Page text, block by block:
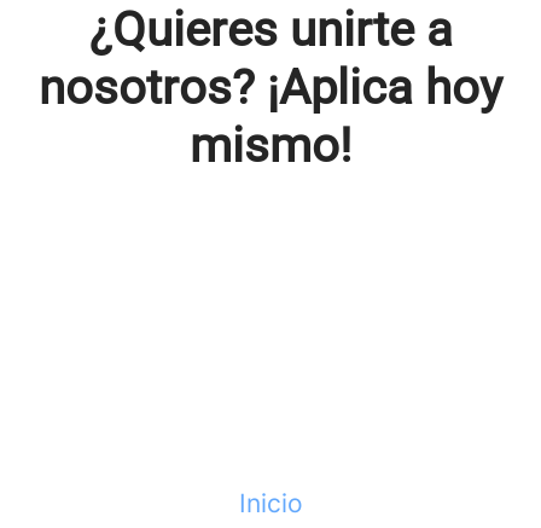
¿Quieres unirte a
nosotros? ¡Aplica hoy
mismo!
Inicio